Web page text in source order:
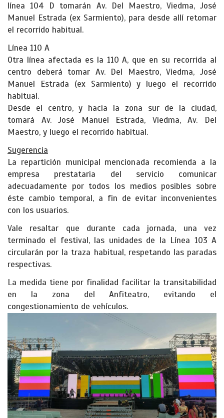
línea 104 D tomarán Av. Del Maestro, Viedma, José
Manuel Estrada (ex Sarmiento), para desde allí retomar
el recorrido habitual.
Línea 110 A
Otra línea afectada es la 110 A, que en su recorrida al
centro deberá tomar Av. Del Maestro, Viedma, José
Manuel Estrada (ex Sarmiento) y luego el recorrido
habitual.
Desde el centro, y hacia la zona sur de la ciudad,
tomará Av. José Manuel Estrada, Viedma, Av. Del
Maestro, y luego el recorrido habitual.
Sugerencia
La repartición municipal mencionada recomienda a la
empresa prestataria del servicio comunicar
adecuadamente por todos los medios posibles sobre
éste cambio temporal, a fin de evitar inconvenientes
con los usuarios.
Vale resaltar que durante cada jornada, una vez
terminado el festival, las unidades de la Línea 103 A
circularán por la traza habitual, respetando las paradas
respectivas.
La medida tiene por finalidad facilitar la transitabilidad
en la zona del Anfiteatro, evitando el
congestionamiento de vehículos.